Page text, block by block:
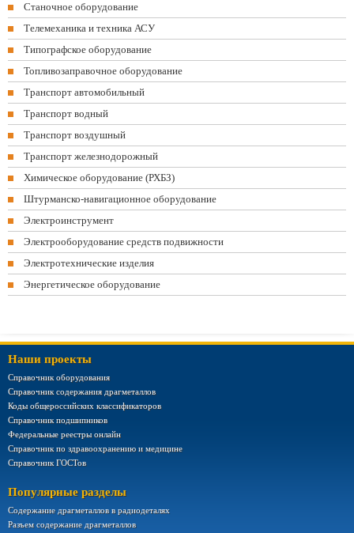
Станочное оборудование
Телемеханика и техника АСУ
Типографское оборудование
Топливозаправочное оборудование
Транспорт автомобильный
Транспорт водный
Транспорт воздушный
Транспорт железнодорожный
Химическое оборудование (РХБЗ)
Штурманско-навигационное оборудование
Электроинструмент
Электрооборудование средств подвижности
Электротехнические изделия
Энергетическое оборудование
Наши проекты
Справочник оборудования
Справочник содержания драгметаллов
Коды общероссийских классификаторов
Справочник подшипников
Федеральные реестры онлайн
Справочник по здравоохранению и медицине
Справочник ГОСТов
Популярные разделы
Содержание драгметаллов в радиодеталях
Разъем содержание драгметаллов